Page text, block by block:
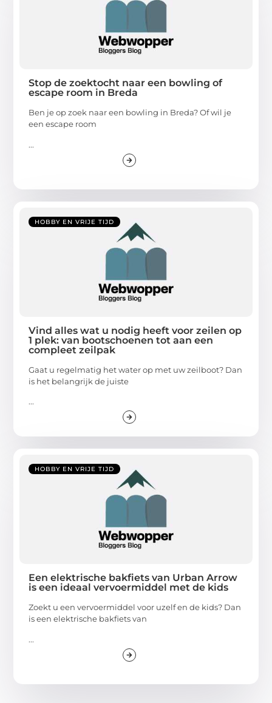
Stop de zoektocht naar een bowling of
escape room in Breda
Ben je op zoek naar een bowling in Breda? Of wil je
een escape room
...
HOBBY EN VRIJE TIJD
Vind alles wat u nodig heeft voor zeilen op
1 plek: van bootschoenen tot aan een
compleet zeilpak
Gaat u regelmatig het water op met uw zeilboot? Dan
is het belangrijk de juiste
...
HOBBY EN VRIJE TIJD
Een elektrische bakfiets van Urban Arrow
is een ideaal vervoermiddel met de kids
Zoekt u een vervoermiddel voor uzelf en de kids? Dan
is een elektrische bakfiets van
...